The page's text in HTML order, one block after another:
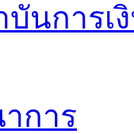
นการเ
การ